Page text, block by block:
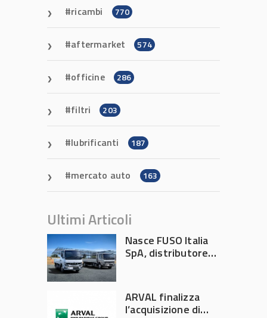
ricambi 770
aftermarket 574
officine 286
filtri 203
lubrificanti 187
mercato auto 163
Ultimi Articoli
Nasce FUSO Italia
SpA, distributore
ARVAL finalizza
l’acquisizione di